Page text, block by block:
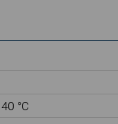
°C